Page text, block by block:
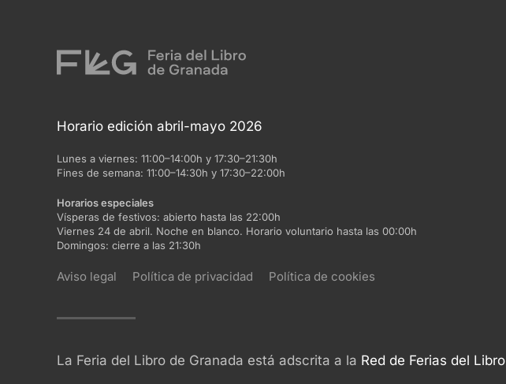
Horario edición abril-mayo 2026
Lunes a viernes: 11:00–14:00h y 17:30–21:30h
Fines de semana: 11:00–14:30h y 17:30–22:00h
Horarios especiales
Vísperas de festivos: abierto hasta las 22:00h
Viernes 24 de abril. Noche en blanco. Horario voluntario hasta las 00:00h
Domingos: cierre a las 21:30h
Aviso legal Política de privacidad Política de cookies
La Feria del Libro de Granada está adscrita a la Red de Ferias del Libro